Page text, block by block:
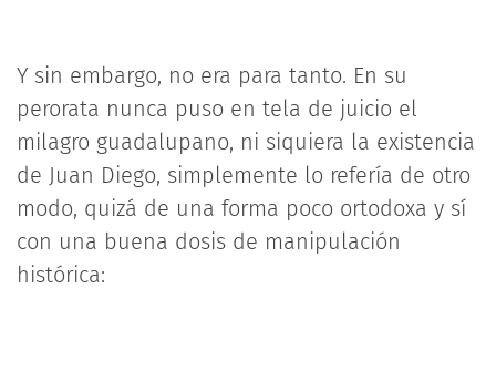
Y sin embargo, no era para tanto. En su
perorata nunca puso en tela de juicio el
milagro guadalupano, ni siquiera la existencia
de Juan Diego, simplemente lo refería de otro
modo, quizá de una forma poco ortodoxa y sí
con una buena dosis de manipulación
histórica: